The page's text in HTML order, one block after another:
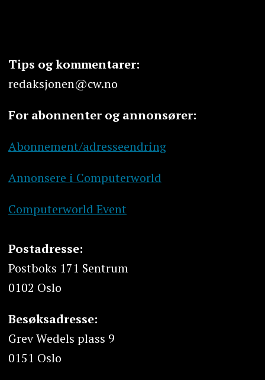
Tips og kommentarer:
redaksjonen@cw.no
For abonnenter og annonsører:
Abonnement/adresseendring
Annonsere i Computerworld
Computerworld Event
Postadresse:
Postboks 171 Sentrum
0102 Oslo
Besøksadresse:
Grev Wedels plass 9
0151 Oslo